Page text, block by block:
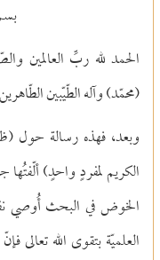
الحمد لله ربِّ العالمين
(محمّد) وآله الطّيّبين
وبعد، فهذه رسالة حول
الكريم لمفردٍ واحدٍ)
الخوض في البحث أُوصي
العلميّة بتقوى الله